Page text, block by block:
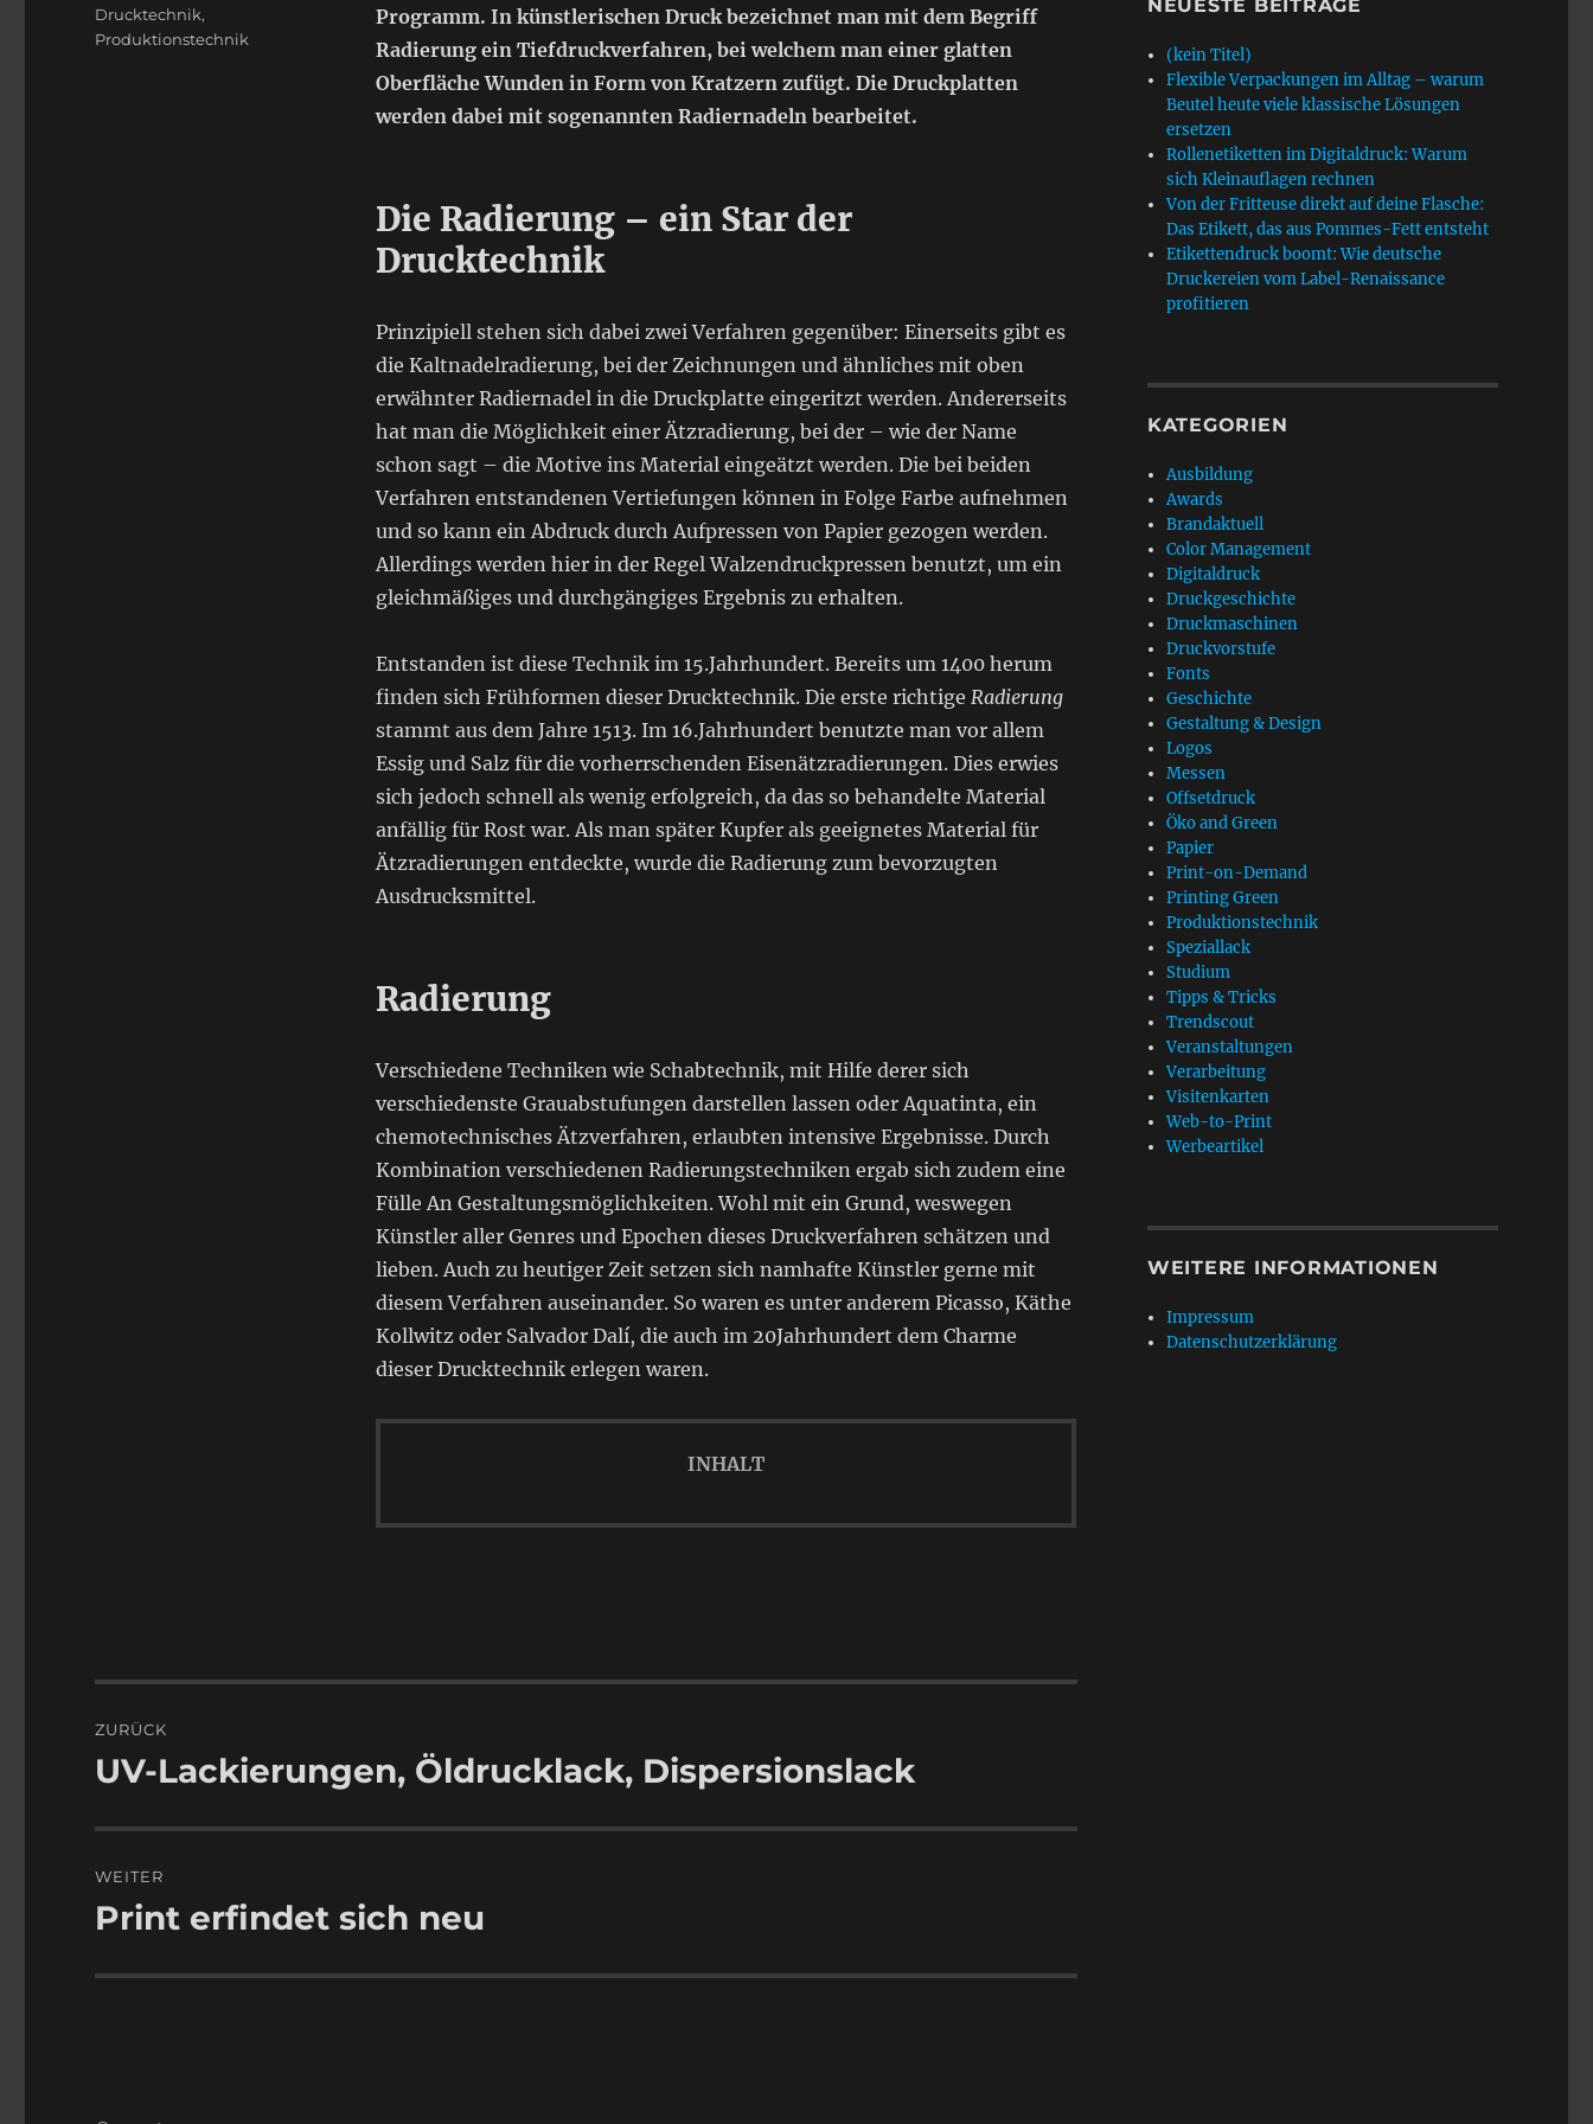
Programm. In künstlerischen Druck bezeichnet man mit dem Begriff
Radierung ein Tiefdruckverfahren, bei welchem man einer glatten
Oberfläche Wunden in Form von Kratzern zufügt. Die Druckplatten
werden dabei mit sogenannten Radiernadeln bearbeitet.
Die Radierung – ein Star der
Drucktechnik
Prinzipiell stehen sich dabei zwei Verfahren gegenüber: Einerseits gibt es
die Kaltnadelradierung, bei der Zeichnungen und ähnliches mit oben
erwähnter Radiernadel in die Druckplatte eingeritzt werden. Andererseits
hat man die Möglichkeit einer Ätzradierung, bei der – wie der Name
schon sagt – die Motive ins Material eingeätzt werden. Die bei beiden
Verfahren entstandenen Vertiefungen können in Folge Farbe aufnehmen
und so kann ein Abdruck durch Aufpressen von Papier gezogen werden.
Allerdings werden hier in der Regel Walzendruckpressen benutzt, um ein
gleichmäßiges und durchgängiges Ergebnis zu erhalten.
Entstanden ist diese Technik im 15.Jahrhundert. Bereits um 1400 herum
finden sich Frühformen dieser Drucktechnik. Die erste richtige Radierung
stammt aus dem Jahre 1513. Im 16.Jahrhundert benutzte man vor allem
Essig und Salz für die vorherrschenden Eisenätzradierungen. Dies erwies
sich jedoch schnell als wenig erfolgreich, da das so behandelte Material
anfällig für Rost war. Als man später Kupfer als geeignetes Material für
Ätzradierungen entdeckte, wurde die Radierung zum bevorzugten
Ausdrucksmittel.
Radierung
Verschiedene Techniken wie Schabtechnik, mit Hilfe derer sich
verschiedenste Grauabstufungen darstellen lassen oder Aquatinta, ein
chemotechnisches Ätzverfahren, erlaubten intensive Ergebnisse. Durch
Kombination verschiedenen Radierungstechniken ergab sich zudem eine
Fülle An Gestaltungsmöglichkeiten. Wohl mit ein Grund, weswegen
Künstler aller Genres und Epochen dieses Druckverfahren schätzen und
lieben. Auch zu heutiger Zeit setzen sich namhafte Künstler gerne mit
diesem Verfahren auseinander. So waren es unter anderem Picasso, Käthe
Kollwitz oder Salvador Dalí, die auch im 20Jahrhundert dem Charme
dieser Drucktechnik erlegen waren.
INHALT
Schlagwörter
Drucktechnik,
Produktionstechnik
ZURÜCK
Vorheriger
UV-Lackierungen, Öldrucklack, Dispersionslack
WEITER
Nächster
Print erfindet sich neu
NEUESTE BEITRÄGE
(kein Titel)
Flexible Verpackungen im Alltag – warum
Beutel heute viele klassische Lösungen
ersetzen
Rollenetiketten im Digitaldruck: Warum
sich Kleinauflagen rechnen
Von der Fritteuse direkt auf deine Flasche:
Das Etikett, das aus Pommes-Fett entsteht
Etikettendruck boomt: Wie deutsche
Druckereien vom Label-Renaissance
profitieren
KATEGORIEN
Ausbildung
Awards
Brandaktuell
Color Management
Digitaldruck
Druckgeschichte
Druckmaschinen
Druckvorstufe
Fonts
Geschichte
Gestaltung & Design
Logos
Messen
Offsetdruck
Öko and Green
Papier
Print-on-Demand
Printing Green
Produktionstechnik
Speziallack
Studium
Tipps & Tricks
Trendscout
Veranstaltungen
Verarbeitung
Visitenkarten
Web-to-Print
Werbeartikel
WEITERE INFORMATIONEN
Impressum
Datenschutzerklärung